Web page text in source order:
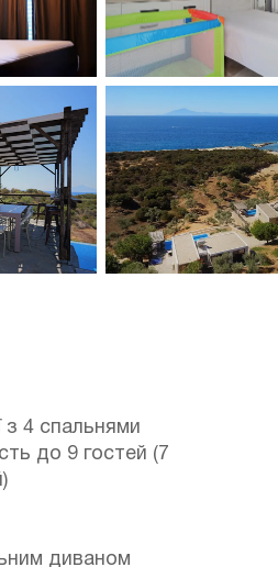
з 4 спальнями
до 9 гостей (7
диваном